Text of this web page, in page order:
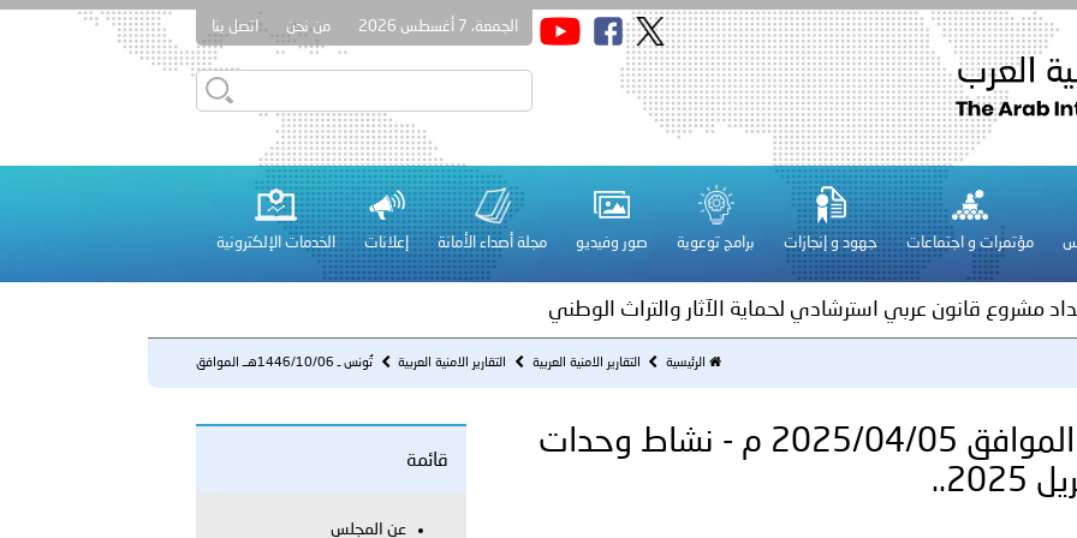
الجمعة، 7 أغسطس 2026 من نحن اتصل بنا
مؤتمرات و اجتماعات جهود و إنجازات برامج توعوية صور وفيديو مجلة أصداء الأمانة إعلانات الخدمات الإلكترونية
قـطـر ـ 1448/02/21هـ ــ الموافق 2026/08/04 م - مشاركة دولة قطر في أعمال الاجتماع الثالث عشر للجنة رؤساء الاتحادات الرياضية
لدول الخليج العربية..
لمجلس وزراء الداخلية العرب بمناسبة اختتام المؤتمر العربي الثاني عشر للمسؤولين عن الأمن السياحي 2026.
مشروع قانون عربي استرشادي لحماية الآثار والتراث الوطني
عشر للمسؤولين عن الأمن السياحي الرئيسية التقارير الامنية العربية التقارير الامنية العربية تُونس ـ 1446/10/06هــ الموافق
تُونس ـ 1446/10/06هــ الموافق 2025/04/05 م - نشاط وحدات
قائمة
عن المجلس